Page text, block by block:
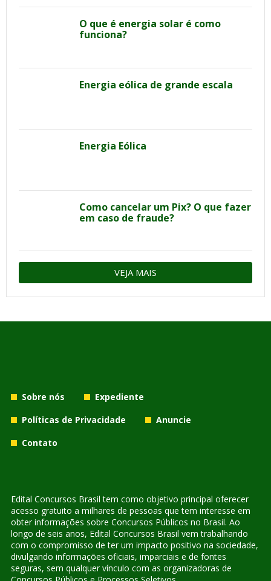
O que é energia solar é como
funciona?
Energia eólica de grande escala
Energia Eólica
Como cancelar um Pix? O que fazer
em caso de fraude?
VEJA MAIS
Sobre nós
Expediente
Políticas de Privacidade
Anuncie
Contato
Edital Concursos Brasil tem como objetivo principal oferecer
acesso gratuito a milhares de pessoas que tem interesse em
obter informações sobre Concursos Públicos no Brasil. Ao
longo de seis anos, Edital Concursos Brasil vem trabalhando
com o compromisso de ter um impacto positivo na sociedade,
divulgando informações oficiais, imparciais e de fontes
seguras, sem qualquer vínculo com as organizadoras de